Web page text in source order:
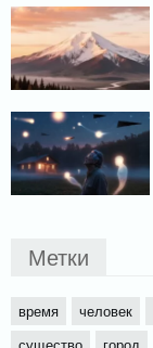
Метки
время человек